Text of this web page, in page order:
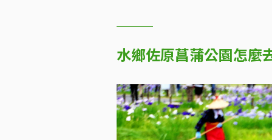
水鄉佐原菖蒲公園怎麼